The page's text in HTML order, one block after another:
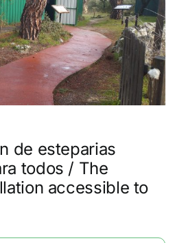
de esteparias
todos / The
accessible to